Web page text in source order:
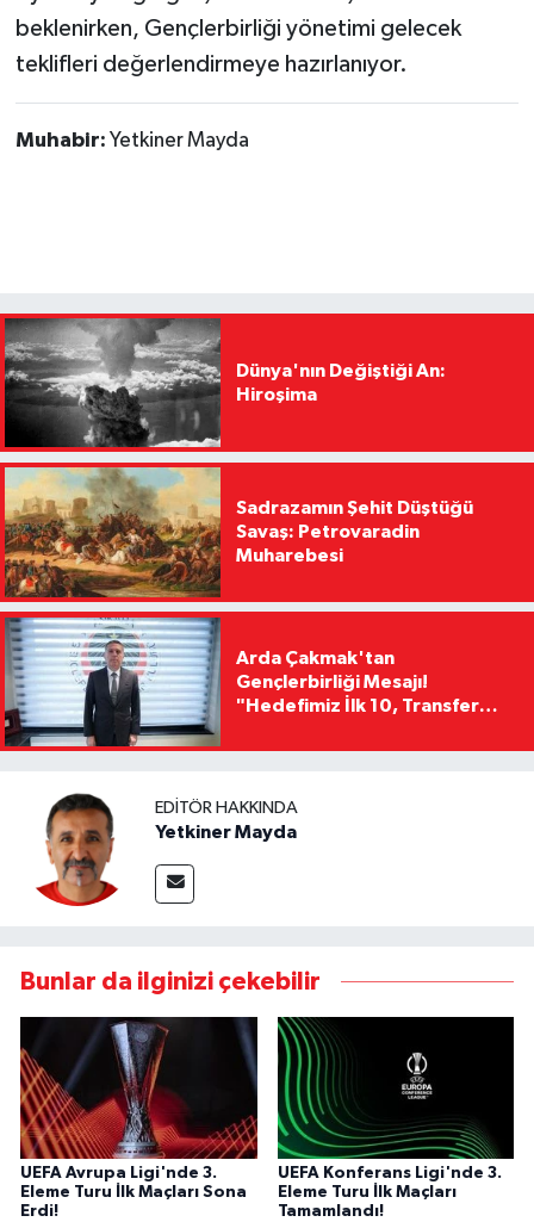
beklenirken, Gençlerbirliği yönetimi gelecek
teklifleri değerlendirmeye hazırlanıyor.
Muhabir: Yetkiner Mayda
Dünya'nın Değiştiği An:
Hiroşima
Sadrazamın Şehit Düştüğü
Savaş: Petrovaradin
Muharebesi
Arda Çakmak'tan
Gençlerbirliği Mesajı!
"Hedefimiz İlk 10, Transfer
Kaldıracağız"
EDITÖR HAKKINDA
Yetkiner Mayda
Bunlar da ilginizi çekebilir
UEFA Avrupa Ligi'nde 3.
Eleme Turu İlk Maçları Sona
Erdi!
UEFA Konferans Ligi'nde 3.
Eleme Turu İlk Maçları
Tamamlandı!